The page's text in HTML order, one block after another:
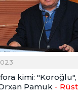
kimi:
Pamuk -